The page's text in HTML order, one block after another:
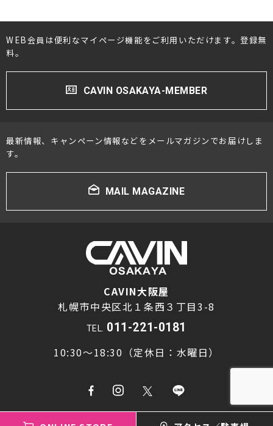
WEB会員は便利なマイページ機能をご利用いただけます。登録無
料。
CAVIN OSAKAYA-MEMBER
最新情報、キャンペーン情報などをメールマガジンでお届けしま
す。
MAIL MAGAZINE
CAVIN大阪屋
札幌市中央区北１条西３丁目3-8
TEL. 011-221-0181
10:30～18:30（定休日：水曜日）